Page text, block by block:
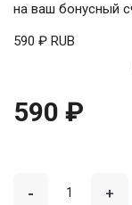
на ваш бонусный
590 ₽ RUB
590 ₽
- +